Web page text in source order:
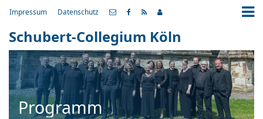
Impressum Datenschutz
Schubert-Collegium Köln
Programm